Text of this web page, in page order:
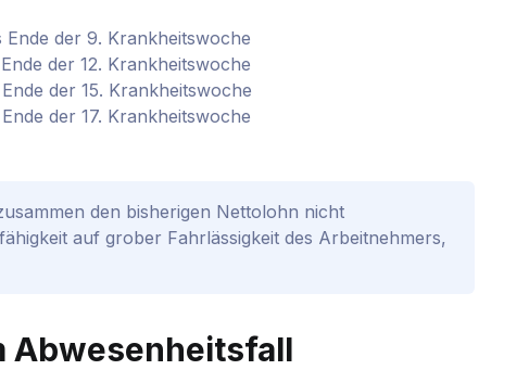
der 9. Krankheitswoche
der 12. Krankheitswoche
der 15. Krankheitswoche
der 17. Krankheitswoche
den bisherigen Nettolohn nicht
auf grober Fahrlässigkeit des Arbeitnehmers,
Abwesenheitsfall